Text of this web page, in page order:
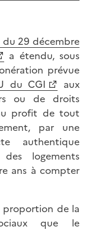
du 29 décembre
a étendu, sous
prévue
du CGI
aux
ou de droits
profit de tout
par une
authentique
logements
ans à compter
proportion de la
que le